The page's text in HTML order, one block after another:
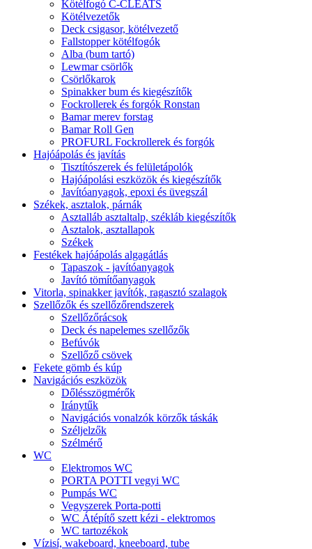
Kötélfogó C-CLEATS
Kötélvezetők
Deck csigasor, kötélvezető
Fallstopper kötélfogók
Alba (bum tartó)
Lewmar csörlők
Csörlőkarok
Spinakker bum és kiegészítők
Fockrollerek és forgók Ronstan
Bamar merev forstag
Bamar Roll Gen
PROFURL Fockrollerek és forgók
Hajóápolás és javítás
Tisztítószerek és felületápolók
Hajóápolási eszközök és kiegészítők
Javítóanyagok, epoxi és üvegszál
Székek, asztalok, párnák
Asztalláb asztaltalp, székláb kiegészítők
Asztalok, asztallapok
Székek
Festékek hajóápolás algagátlás
Tapaszok - javítóanyagok
Javító tömítőanyagok
Vitorla, spinakker javítók, ragasztó szalagok
Szellőzők és szellőzőrendszerek
Szellőzőrácsok
Deck és napelemes szellőzők
Befúvók
Szellőző csövek
Fekete gömb és kúp
Navigációs eszközök
Dőlésszögmérők
Iránytűk
Navigációs vonalzók körzők táskák
Széljelzők
Szélmérő
WC
Elektromos WC
PORTA POTTI vegyi WC
Pumpás WC
Vegyszerek Porta-potti
WC Átépítő szett kézi - elektromos
WC tartozékok
Vízisí, wakeboard, kneeboard, tube